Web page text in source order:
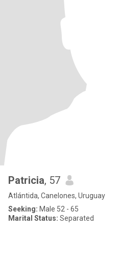
Patricia, 57
Atlántida, Canelones, Uruguay
Seeking: Male 52 - 65
Marital Status: Separated